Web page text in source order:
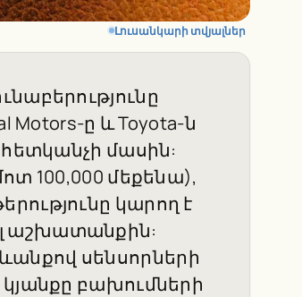
Լուսանկարի տվյալներ
Motors-ը և Toyota-ն
հետկանչի մասին:
100,000 մեքենա),
կարող է
աշխատանքին:
սենսորների
բախումների